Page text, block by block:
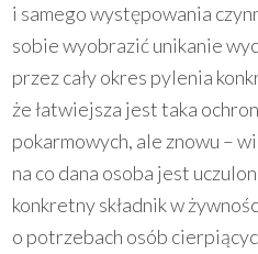
i samego występowania
sobie wyobrazić unikanie
przez cały okres pylenia
że łatwiejsza jest taka
pokarmowych, ale znowu –
na co dana osoba jest
konkretny składnik w
o potrzebach osób